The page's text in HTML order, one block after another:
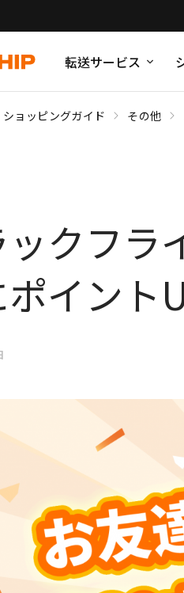
転送サービス
ショッピングガイド その他
ックフ
イント